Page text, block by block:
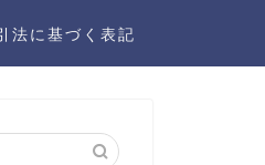
法に基づく表記